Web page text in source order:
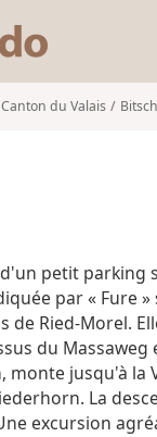
s
o
Canton du Valais Bitsch
petit parking
par « Fure
de Ried-Morel.
du
monte jusqu'à la
La
excursion